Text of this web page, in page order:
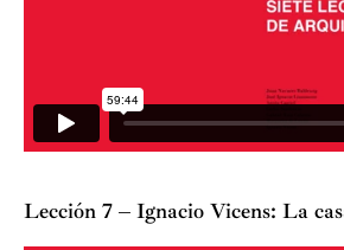
Lección 7 – Ignacio Vicens: La